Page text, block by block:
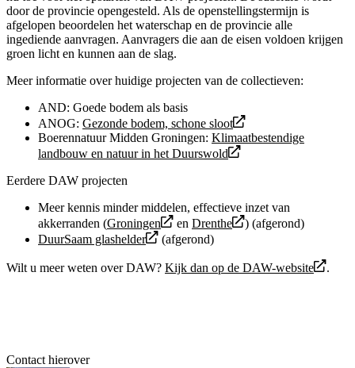
door de provincie opengesteld. Als de openstellingstermijn is
afgelopen beoordelen het waterschap en de provincie alle
ingediende aanvragen. Aanvragers die aan de eisen voldoen krijgen
groen licht en kunnen aan de slag.
Meer informatie over huidige projecten van de collectieven:
AND: Goede bodem als basis
ANOG: Gezonde bodem, schone sloot
Boerennatuur Midden Groningen: Klimaatbestendige
landbouw en natuur in het Duurswold
Eerdere DAW projecten
Meer kennis minder middelen, effectieve inzet van
akkerranden (Groningen en Drenthe
) (afgerond)
DuurSaam glashelder
(afgerond)
Wilt u meer weten over DAW? Kijk dan op de DAW-website .
Contact hierover